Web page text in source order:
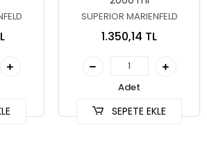
SUPERIOR MARIENFELD
1.350,14 TL
Adet
SEPETE EKLE